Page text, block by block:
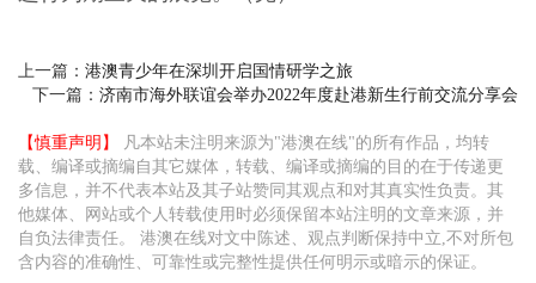
上一篇： 港澳青少年在深圳开启国情研学之旅
下一篇： 济南市海外联谊会举办2022年度赴港新生行前交流分享会
【慎重声明】
凡本站未注明来源为"港澳在线"的所有作品，均转
载、编译或摘编自其它媒体，转载、编译或摘编的目的在于传递更
多信息，并不代表本站及其子站赞同其观点和对其真实性负责。其
他媒体、网站或个人转载使用时必须保留本站注明的文章来源，并
自负法律责任。 港澳在线对文中陈述、观点判断保持中立,不对所包
含内容的准确性、可靠性或完整性提供任何明示或暗示的保证。